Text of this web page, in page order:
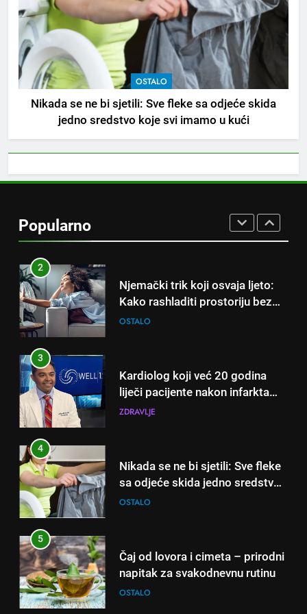
OSTALO
Nikada se ne bi sjetili: Sve fleke sa odjeće skida
jedno sredstvo koje svi imamo u kući
Popularno
Tračevi su njihova glavna
preokupacija: Ljudi rođeni u ova
tri znaka najviše vole ogovarati
OSTALO
8
Piće od smreke – prirodni
napitak koji se često spominje
kod šećerne bolesti
OSTALO
1
čak će se i “suhi štap”
ukorijeniti! Stari vrtlarski trik koji
iskusni baštovani čuvaju
2
Njemački trik koji osvaja ljeto:
Kako rashladiti prostoriju bez
klime i velikih računa za struju!
OSTALO
3
Kardiolog koji već 20 godina
liječi pacijente nakon infarkta
otkrio: Ove 4 jutarnje navike
dana!
ZDRAVLJE
4
Nikada se ne bi sjetili: Sve fleke
sa odjeće skida jedno sredstvo
koje svi imamo u kući
OSTALO
5
Čaj od lovora i cimeta – prirodni
napitak za svakodnevnu rutinu
OSTALO